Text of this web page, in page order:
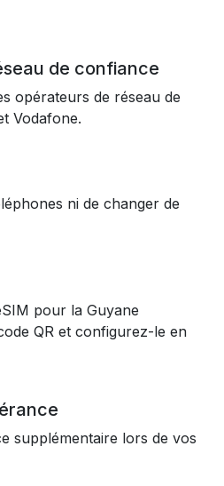
de confiance
opérateurs de réseau de
Vodafone.
ni de changer de
pour la Guyane
QR et configurez-le en
supplémentaire lors de vos